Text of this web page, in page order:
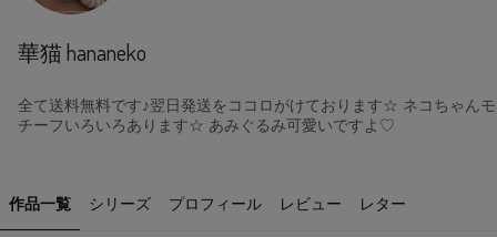
華猫 hananeko
全て送料無料です♪翌日発送をココロがけております☆ ネコちゃんモ
チーフいろいろあります☆ あみぐるみ可愛いですよ♡
作品一覧 シリーズ プロフィール レビュー レター